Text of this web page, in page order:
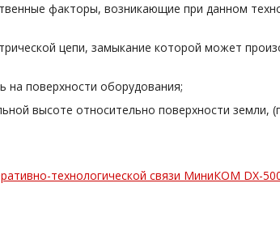
факторы, возникающие при данном
цепи, замыкание которой может
на поверхности оборудования;
высоте относительно поверхности земли,
технологической связи МиниКОМ DХ-